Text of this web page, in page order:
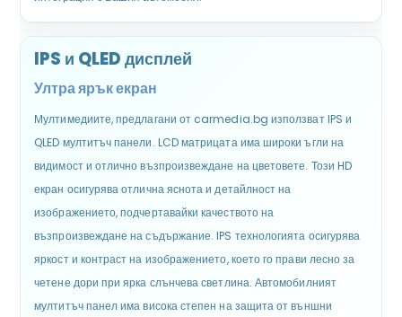
IPS и QLED дисплей
Ултра ярък екран
Мултимедиите, предлагани от carmedia.bg използват IPS и
QLED мултитъч панели. LCD матрицата има широки ъгли на
видимост и отлично възпроизвеждане на цветовете. Този HD
екран осигурява отлична яснота и детайлност на
изображението, подчертавайки качеството на
възпроизвеждане на съдържание. IPS технологията осигурява
яркост и контраст на изображението, което го прави лесно за
четене дори при ярка слънчева светлина. Автомобилният
мултитъч панел има висока степен на защита от външни